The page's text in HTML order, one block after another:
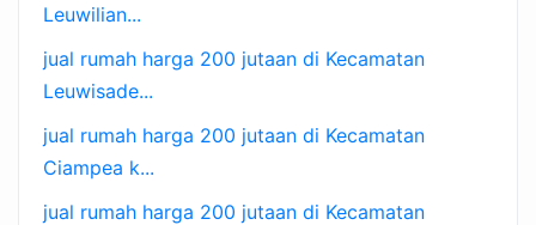
Leuwilian...
jual rumah harga 200 jutaan di Kecamatan
Leuwisade...
jual rumah harga 200 jutaan di Kecamatan
Ciampea k...
jual rumah harga 200 jutaan di Kecamatan